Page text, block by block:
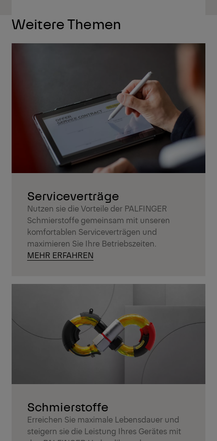
Weitere Themen
Serviceverträge
Nutzen sie die Vorteile der PALFINGER
Schmierstoffe gemeinsam mit unseren
komfortablen Serviceverträgen und
maximieren Sie Ihre Betriebszeiten.
MEHR ERFAHREN
Schmierstoffe
Erreichen Sie maximale Lebensdauer und
steigern sie die Leistung Ihres Gerätes mit